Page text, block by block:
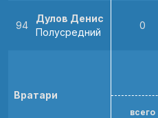
94
Дулов Денис
Полусредний
0
Вратари
всего